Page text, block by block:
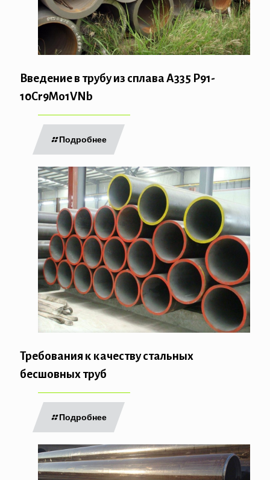
Введение в трубу из сплава A335 P91-
10Cr9Mo1VNb
Подробнее
Требования к качеству стальных
бесшовных труб
Подробнее